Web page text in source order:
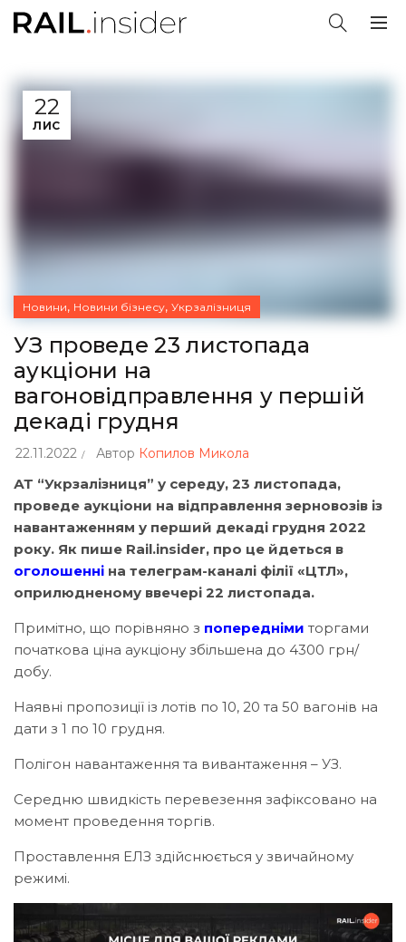
22
ЛИС
Новини, Новини бізнесу, Укрзалізниця
УЗ проведе 23 листопада
аукціони на
вагоновідправлення у першій
декаді грудня
22.11.2022 Автор Копилов Микола
АТ “Укрзалізниця” у середу, 23 листопада,
проведе аукціони на відправлення зерновозів із
навантаженням у перший декаді грудня 2022
року. Як пише Rail.insider, про це йдеться в
оголошенні на телеграм-каналі філії «ЦТЛ»,
оприлюдненому ввечері 22 листопада.
Примітно, що порівняно з попередніми торгами
початкова ціна аукціону збільшена до 4300 грн/
добу.
Наявні пропозиції із лотів по 10, 20 та 50 вагонів на
дати з 1 по 10 грудня.
Полігон навантаження та вивантаження – УЗ.
Середню швидкість перевезення зафіксовано на
момент проведення торгів.
Проставлення ЕЛЗ здійснюється у звичайному
режимі.